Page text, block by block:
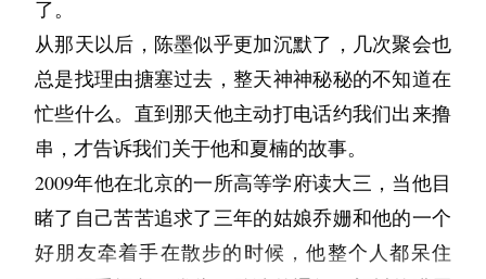
然地与我问候。仿佛从那一夜开始，故事的发展
已是必然，或许彼此心里都松了一口气。
等到月色上来，我们心领神会地离开喧嚣，我先
到天台吹风，她拿着烟酒后到。两个人靠在栏杆
上，酝酿着第一句话。
她喝了口酒，问道：“最近过得怎么样？”
我点点头，反问道：“你呢？最近在做什么？”
“还好，在朋友的小图书馆打杂，清点信件之类
里写的“温度”。我觉得我画画不是为了让世界变
得有用，是为了让世界变得可以被感受。无论十
年还是百年还是千年，只要有一个人为此停下
来，哪怕只是几秒钟，心里有一点小小的震动，
那我就不是白画的。
妈妈现在不催我了。她只说：“你开心就好。”她
越这么说，我越觉得对不起她。
我有一天在画室待到很晚，灯关了，走廊的声控
一些食品和衣物玩具。就是在这里，我第一次与
她相遇，人生的轨迹就此改变。大晚上院长还是
不辞辛苦接待了我们，为我们冲上热茶。
“才一段时间没来，感觉这里又变了不少呢。”我
环顾着四周多出来的饮水机、桌子什么的，上面
都贴着捐赠者的纸条。
“因为大家都很热心啊，有很多人捐赠了很多东
我能够知道他的冷暖，他的欲言又止。温柔的是
他，在我面对自己人生的至暗时刻，是他闯进来
抱紧我，哭着说请让他来分担我的悲伤，让他承
担我生命的一半。
此后他改变了很多，踏踏实实找了一份稳定的工
作，贷款买了房子，每日拥挤于上下班的人流
中。只有见过他所倾慕的星辰的我才明白，他在
要找机会和老朋友老同学一醉方休，可是大部分
时候都被袁丽管着，好不容易得了个机会立刻来
了精神。
三人走到昆明池公园的门口，袁丽叫的滴滴正好
也到了，杨勇送他们上车。车门刚关上，杨勇就
一个箭步钻进一辆路边的出租车，那出租车没有
半秒钟耽误立刻起步，反倒先于袁丽走了。
“你是到西京医院家属区？还是去院区？那边可
了。
从那天以后，陈墨似乎更加沉默了，几次聚会也
总是找理由搪塞过去，整天神神秘秘的不知道在
忙些什么。直到那天他主动打电话约我们出来撸
串，才告诉我们关于他和夏楠的故事。
2009年他在北京的一所高等学府读大三，当他目
睹了自己苦苦追求了三年的姑娘乔姗和他的一个
好朋友牵着手在散步的时候，他整个人都呆住